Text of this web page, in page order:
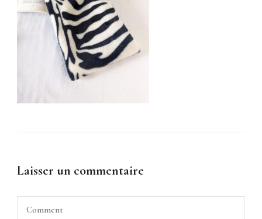
Laisser un commentaire